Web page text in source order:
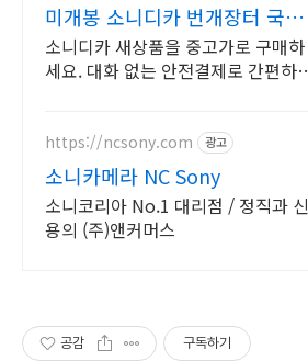
미개봉 소니디카 번개장터 국내
최대 브랜드 중고거래
소니디카 새상품을 중고가로 구매하
세요. 대화 없는 안전결제로 간편하
상품 업로드
https://ncsony.com 광고
소니카메라 NC Sony
소니코리아 No.1 대리점 / 정직과 신
용의 (주)앤커머스
공감 구독하기